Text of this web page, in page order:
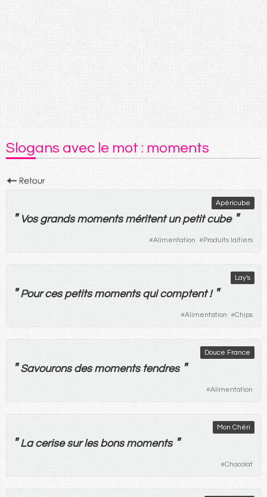
Slogans avec le mot : moments
Apéricube
" Vos grands moments méritent un petit cube "
#Alimentation #Produits laitiers
Lay's
" Pour ces petits moments qui comptent! "
#Alimentation #Chips
Douce France
" Savourons des moments tendres "
#Alimentation
Mon Chéri
" La cerise sur les bons moments "
#Chocolat